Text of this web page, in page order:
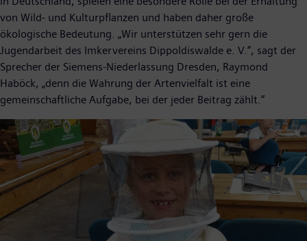
von Wild- und Kulturpflanzen und haben daher große
ökologische Bedeutung. „Wir unterstützen sehr gern die
Jugendarbeit des Imkervereins Dippoldiswalde e. V.“, sagt der
Sprecher der Siemens-Niederlassung Dresden, Raymond
Haböck, „denn die Wahrung der Artenvielfalt ist eine
gemeinschaftliche Aufgabe, bei der jeder Beitrag zählt.“